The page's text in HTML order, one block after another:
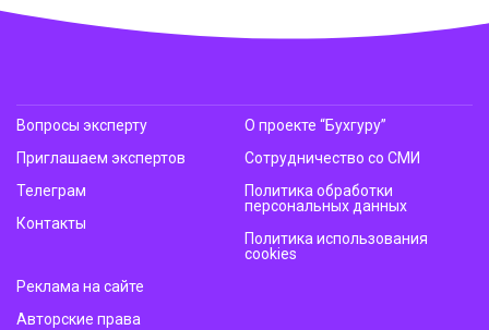
Вопросы эксперту
Приглашаем экспертов
Телеграм
Контакты
О проекте “Бухгуру”
Сотрудничество со СМИ
Политика обработки
персональных данных
Политика использования
cookies
Реклама на сайте
Авторские права